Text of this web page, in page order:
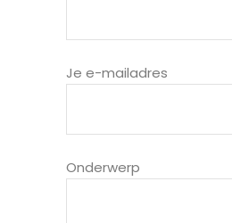
Je e-mailadres
Onderwerp